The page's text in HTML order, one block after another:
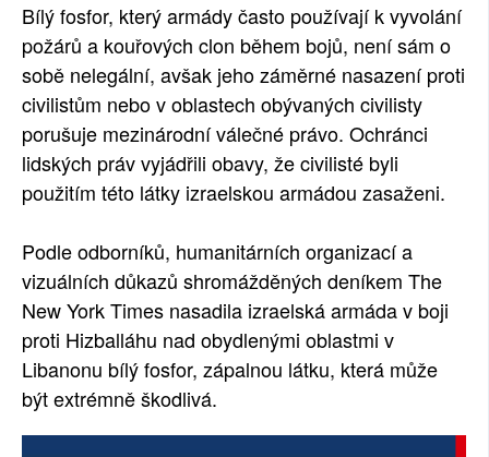
Bílý fosfor, který armády často používají k vyvolání
požárů a kouřových clon během bojů, není sám o
sobě nelegální, avšak jeho záměrné nasazení proti
civilistům nebo v oblastech obývaných civilisty
porušuje mezinárodní válečné právo. Ochránci
lidských práv vyjádřili obavy, že civilisté byli
použitím této látky izraelskou armádou zasaženi.
Podle odborníků, humanitárních organizací a
vizuálních důkazů shromážděných deníkem The
New York Times nasadila izraelská armáda v boji
proti Hizballáhu nad obydlenými oblastmi v
Libanonu bílý fosfor, zápalnou látku, která může
být extrémně škodlivá.